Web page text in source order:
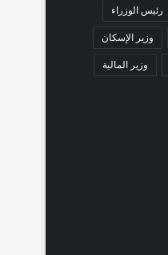
رئيس الوزراء
وزير الإسكان
وزير المالية